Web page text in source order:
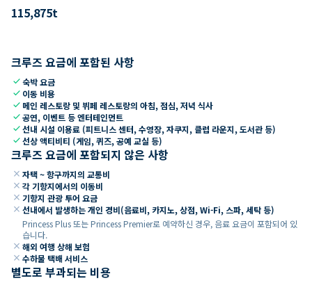
115,875t
크루즈 요금에 포함된 사항
check숙박 요금
check 이동 비용
check 메인 레스토랑 및 뷔페 레스토랑의 아침, 점심, 저녁 식사
check공연, 이벤트 등 엔터테인먼트
check선내 시설 이용료 (피트니스 센터, 수영장, 자쿠지, 클럽 라운지, 도서관 등)
check선상 액티비티 (게임, 퀴즈, 공예 교실 등)
크루즈 요금에 포함되지 않은 사항
close 자택 ~ 항구까지의 교통비
close 각 기항지에서의 이동비
close 기항지 관광 투어 요금
close 선내에서 발생하는 개인 경비(음료비, 카지노, 상점, Wi-Fi, 스파, 세탁 등)
Princess Plus 또는 Princess Premier로 예약하신 경우, 음료 요금이 포함되어 있
습니다.
close 해외 여행 상해 보험
close 수하물 택배 서비스
별도로 부과되는 비용